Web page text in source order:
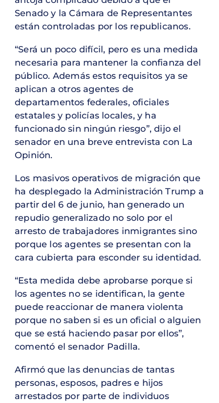
Senado y la Cámara de Representantes
están controladas por los republicanos.
“Será un poco difícil, pero es una medida
necesaria para mantener la confianza del
público. Además estos requisitos ya se
aplican a otros agentes de
departamentos federales, oficiales
estatales y policías locales, y ha
funcionado sin ningún riesgo”, dijo el
senador en una breve entrevista con La
Opinión.
Los masivos operativos de migración que
ha desplegado la Administración Trump a
partir del 6 de junio, han generado un
repudio generalizado no solo por el
arresto de trabajadores inmigrantes sino
porque los agentes se presentan con la
cara cubierta para esconder su identidad.
“Esta medida debe aprobarse porque si
los agentes no se identifican, la gente
puede reaccionar de manera violenta
porque no saben si es un oficial o alguien
que se está haciendo pasar por ellos”,
comentó el senador Padilla.
Afirmó que las denuncias de tantas
personas, esposos, padres e hijos
arrestados por parte de individuos